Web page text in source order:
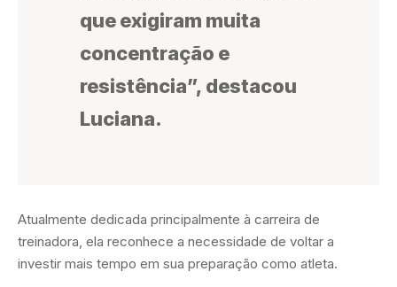
que exigiram muita
concentração e
resistência”, destacou
Luciana.
Atualmente dedicada principalmente à carreira de
treinadora, ela reconhece a necessidade de voltar a
investir mais tempo em sua preparação como atleta.